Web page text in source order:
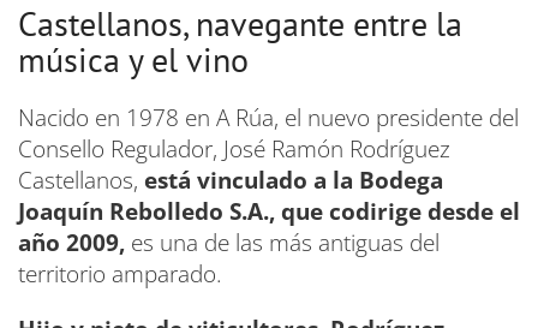
Castellanos, navegante entre la
música y el vino
Nacido en 1978 en A Rúa, el nuevo presidente del
Consello Regulador, José Ramón Rodríguez
Castellanos, está vinculado a la Bodega
Joaquín Rebolledo S.A., que codirige desde el
año 2009, es una de las más antiguas del
territorio amparado.